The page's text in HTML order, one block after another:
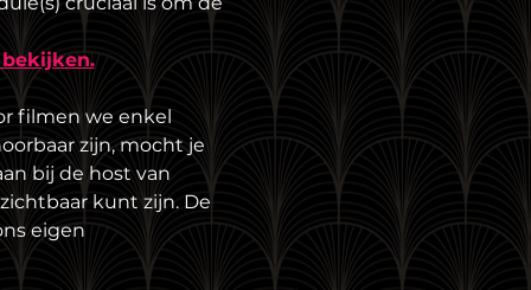
filmen we enkel
zijn, mocht je
bij de host van
kunt zijn. De
eigen